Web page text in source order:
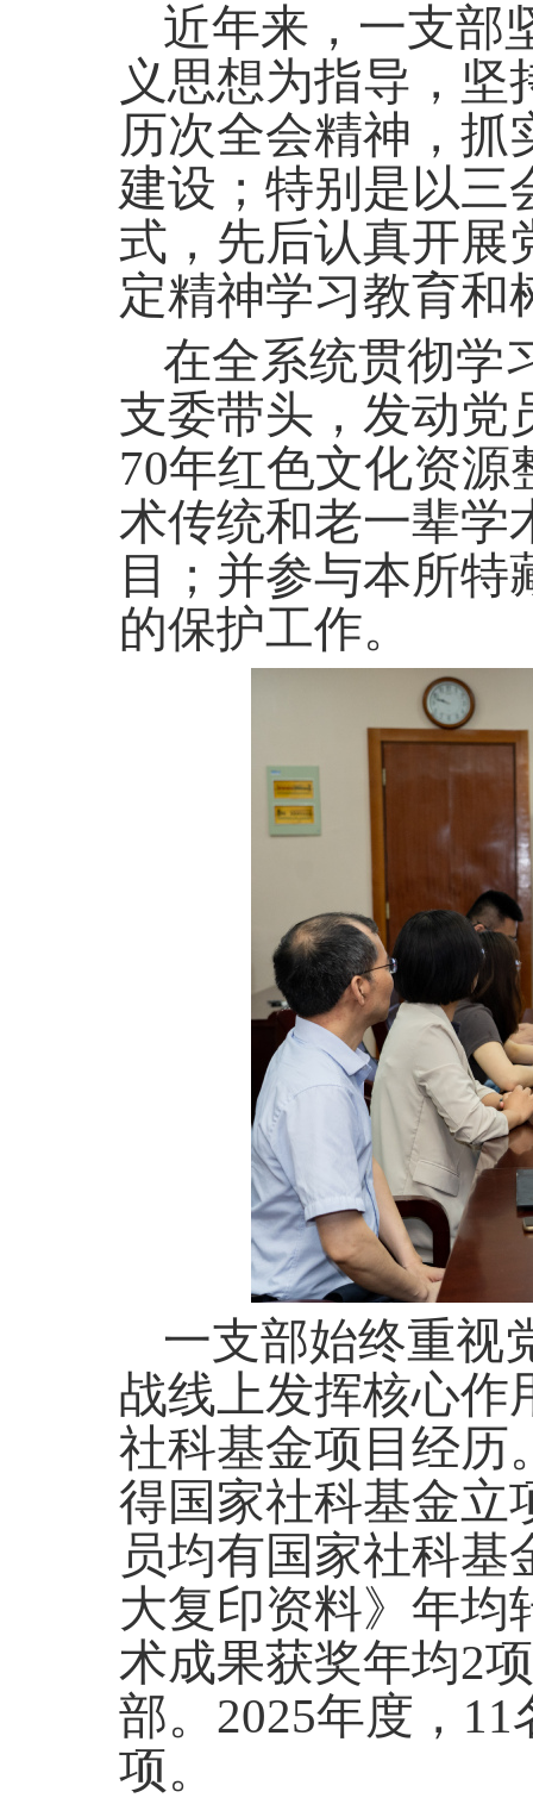
近年来，一支部
义思想为指导，
历次全会精神，抓
建设；特别是以三
式，先后认真开展
定精神学习教育和
在全系统贯彻学
支委带头，发动党
70年红色文化资源
术传统和老一辈学
目；并参与本所
的保护工作。
一支部始终重视
战线上发挥核心作
社科基金项目经历
得国家社科基金立
员均有国家社科
大复印资料》年均
术成果获奖年均2
部。2025年度，
项。